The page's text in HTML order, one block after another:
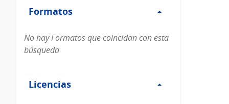
Formatos
Formatos
No hay Formatos que coincidan con esta
búsqueda
Licencias
Licencias